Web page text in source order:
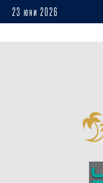
23 юни 2026